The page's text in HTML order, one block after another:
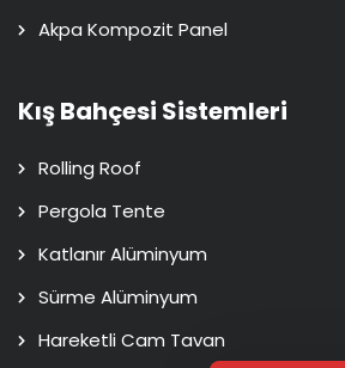
Akpa Kompozit Panel
Kış Bahçesi Sistemleri
Rolling Roof
Pergola Tente
Katlanır Alüminyum
Sürme Alüminyum
Hareketli Cam Tavan